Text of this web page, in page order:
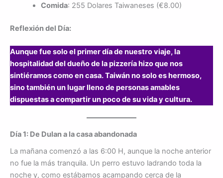
Comida: 255 Dolares Taiwaneses (€8.00)
Reflexión del Día:
Aunque fue solo el primer día de nuestro viaje, la
hospitalidad del dueño de la pizzería hizo que nos
sintiéramos como en casa. Taiwán no solo es hermoso,
sino también un lugar lleno de personas amables
dispuestas a compartir un poco de su vida y cultura.
Día 1: De Dulan a la casa abandonada
La mañana comenzó a las 6:00 H, aunque la noche anterior
no fue la más tranquila. Un perro estuvo ladrando toda la
noche y, como estábamos acampando cerca de la